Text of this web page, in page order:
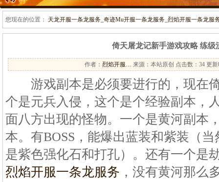
您现在的位置： 天龙开服一条龙服务_奇迹Mu开服一条龙服务_烈焰开服一条龙服
倚天屠龙记新手游戏攻略 练级
作者： 烈焰开服… 来源：本站原创 点击数： 34 更新
游戏副本是必须要进行的，现在
个是元兵入侵，这个是个经验副本，
面八方出现的怪物。一个是黄河副本
本。有BOSS，能爆出蓝装和紫装（
是紫色强化石和打孔）。还有一个是
烈焰开服一条龙服务 ，没有黄河那么